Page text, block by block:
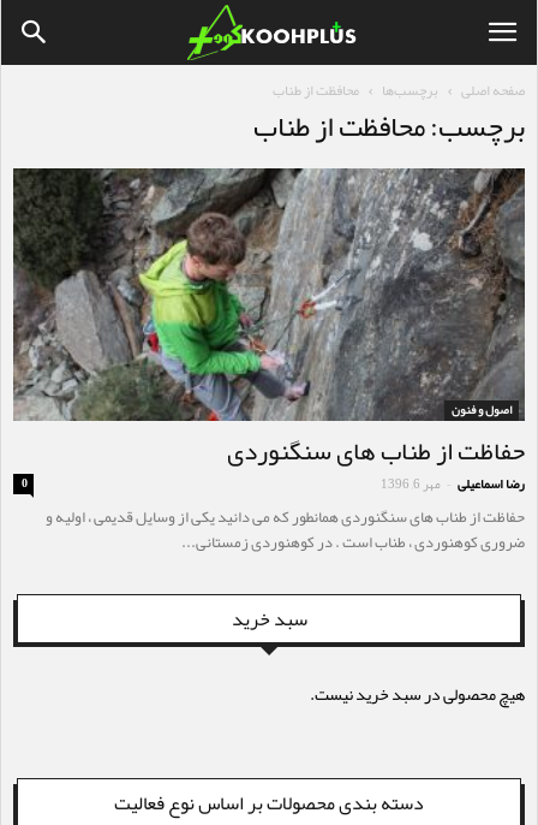
صفحه اصلی برچسب‌ها محافظت از طناب
برچسب: محافظت از طناب
اصول و فنون
حفاظت از طناب های سنگنوردی
رضا اسماعیلی - مهر 6, 1396 0
حفاظت از طناب های سنگنوردی همانطور که می دانید یكی از وسایل قدیمی ، اولیه و
ضروری كوهنوردی ، طناب است . در كوهنوردی زمستانی...
سبد خرید
هیچ محصولی در سبد خرید نیست.
دسته بندی محصولات بر اساس نوع فعالیت